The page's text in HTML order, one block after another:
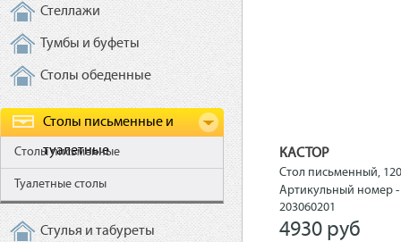
Стеллажи
Тумбы и буфеты
Столы обеденные
Столы письменные и
туалетные
Столы письменные
Туалетные столы
Стулья и табуреты
КАСТОР
Стол письменный,
см, белый
Артикульный номер -
203060201
4930 рyб